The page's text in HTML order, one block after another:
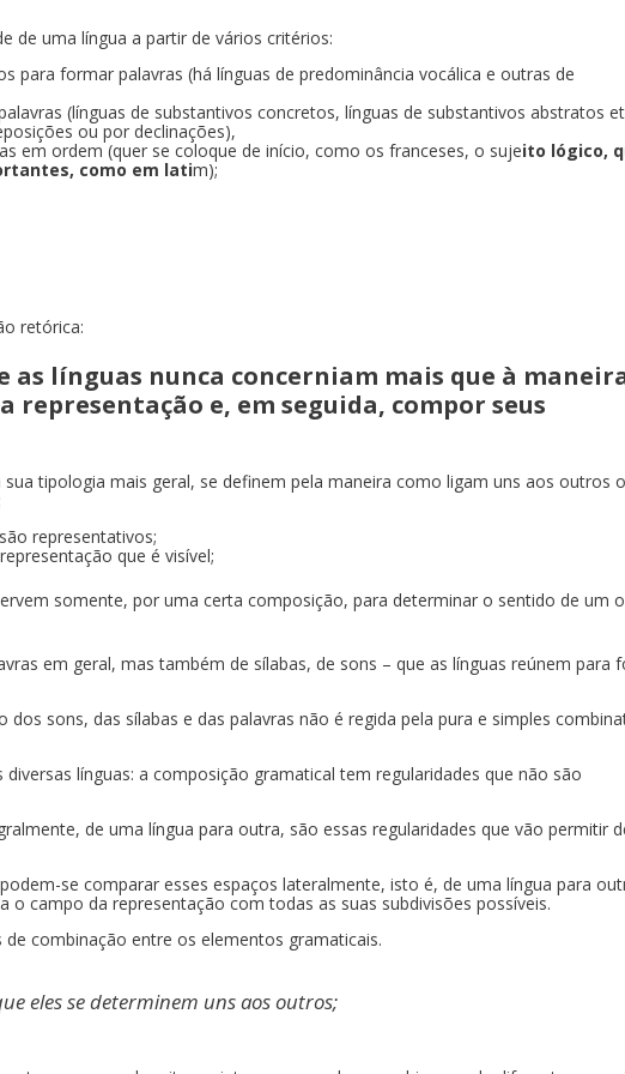
de uma língua a partir de vários critérios:
para formar palavras (há línguas de predominância vocálica e outras de
(línguas de substantivos concretos, línguas de substantivos abstratos
ou por declinações),
em ordem (quer se coloque de início, como os franceses, o sujeito lógico,
como em latim);
retórica:
as línguas nunca concerniam mais que à
representação e, em seguida, compor seus
tipologia mais geral, se definem pela maneira como ligam uns aos outros
representativos;
que é visível;
somente, por uma certa composição, para determinar o sentido de um
em geral, mas também de sílabas, de sons – que as línguas reúnem para
sons, das sílabas e das palavras não é regida pela pura e simples
línguas: a composição gramatical tem regularidades que não são
de uma língua para outra, são essas regularidades que vão permitir
se comparar esses espaços lateralmente, isto é, de uma língua para
o campo da representação com todas as suas subdivisões possíveis.
combinação entre os elementos gramaticais.
eles se determinem uns aos outros;